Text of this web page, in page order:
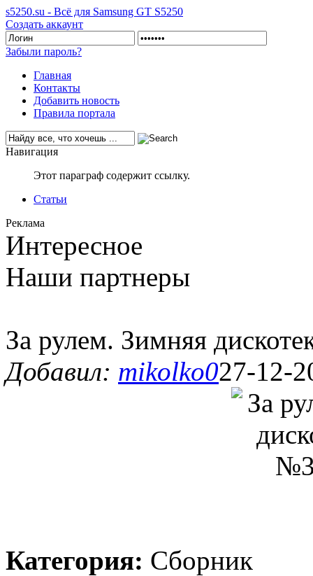
s5250.su - Всё для Samsung GT S5250
Создать аккаунт
Забыли пароль?
Главная
Контакты
Добавить новость
Правила портала
Навигация
Этот параграф содержит ссылку.
Статьи
Реклама
Интересное
Наши партнеры
За рулем. Зимняя
Добавил: mikolko027-12-
Категория: Сборник